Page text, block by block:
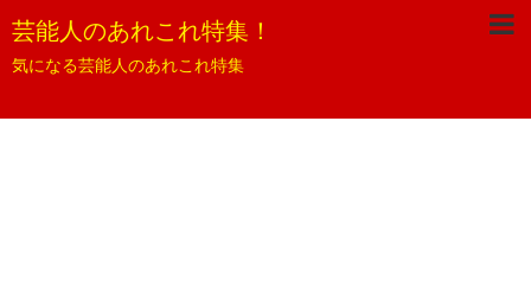
芸能人のあれこれ特集！
気になる芸能人のあれこれ特集